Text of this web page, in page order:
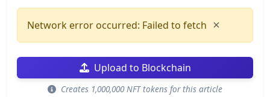
Network error occurred: Failed to fetch ×
Upload to Blockchain
Creates 1,000,000 NFT tokens for this article